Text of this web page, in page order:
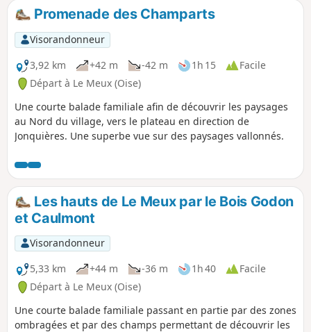
Promenade des Champarts
Visorandonneur
3,92 km
+42 m -42 m 1h 15
Facile
Départ à Le Meux (Oise)
Une courte balade familiale afin de découvrir les paysages
au Nord du village, vers le plateau en direction de
Jonquières. Une superbe vue sur des paysages vallonnés.
Les hauts de Le Meux par le Bois Godon
et Caulmont
Visorandonneur
5,33 km
+44 m -36 m 1h 40
Facile
Départ à Le Meux (Oise)
Une courte balade familiale passant en partie par des zones
ombragées et par des champs permettant de découvrir les